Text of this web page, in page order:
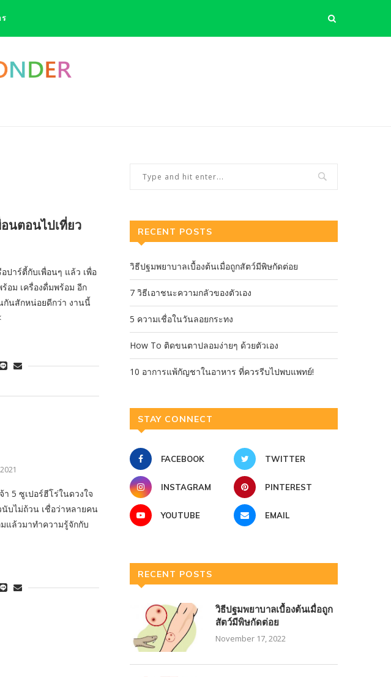
นตอนไปเที่ยว
ปาร์ตี้กับเพื่อนๆ แล้ว เพื่อ
อม เครื่องดื่มพร้อม อีก
กันสักหน่อยดีกว่า งานนี้
5 ซูเปอร์ฮีโร่ในดวงใจ
นับไม่ถ้วน เชื่อว่าหลายคน
แล้วมาทำความรู้จักกับ
RECENT POSTS
วิธีปฐมพยาบาลเบื้องต้นเมื่อถูกสัตว์มีพิษกัดต่อย
7 วิธีเอาชนะความกลัวของตัวเอง
5 ความเชื่อในวันลอยกระทง
How To ติดขนตาปลอมง่ายๆ ด้วยตัวเอง
10 อาการแพ้กัญชาในอาหาร ที่ควรรีบไปพบแพทย์!
STAY CONNECT
FACEBOOK TWITTER
INSTAGRAM PINTEREST
YOUTUBE EMAIL
RECENT POSTS
วิธีปฐมพยาบาลเบื้องต้นเมื่อถูก
สัตว์มีพิษกัดต่อย
November 17, 2022